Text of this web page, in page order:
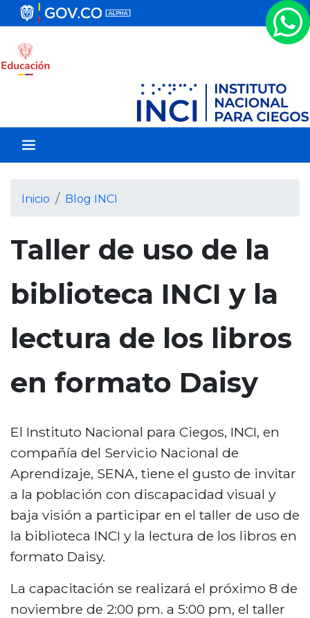
a
a
l
c
d
o
p
a
Inicio Blog INCI
Taller de uso de la
biblioteca INCI y la
lectura de los libros
en formato Daisy
El Instituto Nacional para Ciegos, INCI, en
compañía del Servicio Nacional de
Aprendizaje, SENA, tiene el gusto de invitar
a la población con discapacidad visual y
baja visión a participar en el taller de uso de
la biblioteca INCI y la lectura de los libros en
formato Daisy.
La capacitación se realizará el próximo 8 de
noviembre de 2:00 pm. a 5:00 pm, el taller